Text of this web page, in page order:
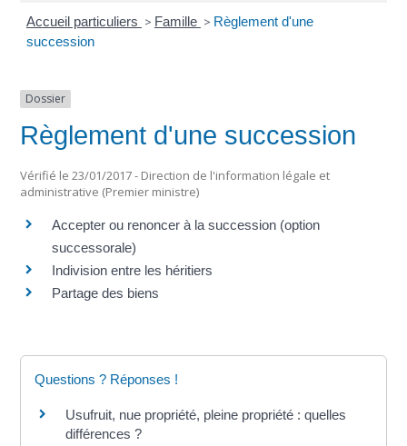
Accueil particuliers > Famille > Règlement d'une
succession
Dossier
Règlement d'une succession
Vérifié le 23/01/2017 - Direction de l'information légale et
administrative (Premier ministre)
Accepter ou renoncer à la succession (option
successorale)
Indivision entre les héritiers
Partage des biens
Questions ? Réponses !
Usufruit, nue propriété, pleine propriété : quelles
différences ?